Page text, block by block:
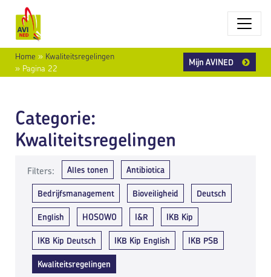
Home » Kwaliteitsregelingen
» Pagina 22
Mijn AVINED
Categorie:
Kwaliteitsregelingen
Filters: Alles tonen Antibiotica
Bedrijfsmanagement Bioveiligheid Deutsch
English HOSOWO I&R IKB Kip
IKB Kip Deutsch IKB Kip English IKB PSB
Kwaliteitsregelingen